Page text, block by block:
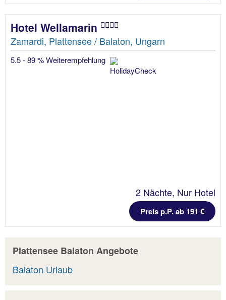
Hotel Wellamarin
Zamardi, Plattensee / Balaton, Ungarn
5.5 - 89 % Weiterempfehlung
2 Nächte, Nur Hotel
Preis p.P. ab 191 €
Plattensee Balaton Angebote
Balaton Urlaub